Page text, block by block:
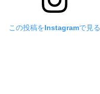
この投稿をInstagramで見る